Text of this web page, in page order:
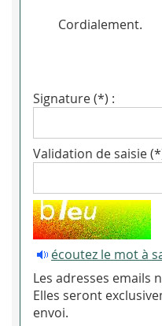
Cordialement.
Signature (*) :
Validation de saisie
écoutez le mot à
Les adresses emails
Elles seront
envoi.